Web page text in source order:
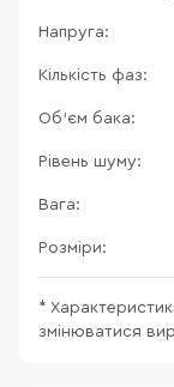
Напруга:
Кількість фаз:
Об'єм бака:
Рівень шуму:
Вага:
Розміри:
*
змінюватися